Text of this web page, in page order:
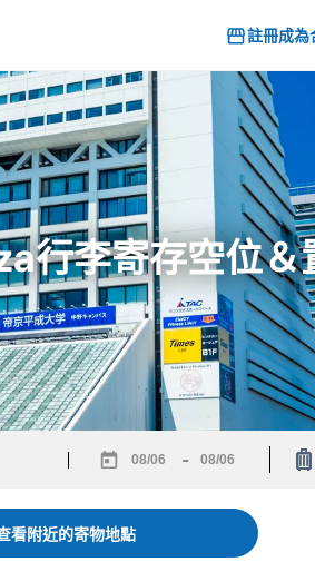
註冊成為
行李寄存空位＆
forward
to
-
backward
interact
看附近的寄物地點